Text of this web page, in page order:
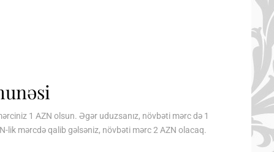
1 AZN olsun. Əgər uduzsanız, növbəti mərc də 1
lik mərcdə qalib gəlsəniz, növbəti mərc 2 AZN olacaq.